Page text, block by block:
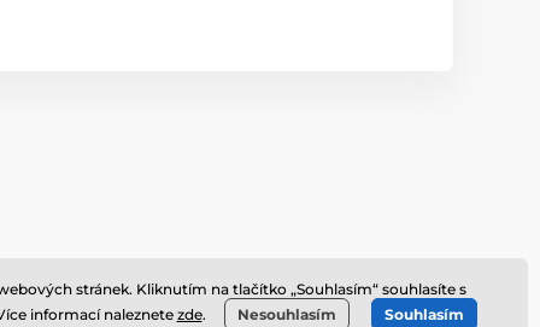
stránek. Kliknutím na tlačítko „Souhlasím“ souhlasíte s
informací naleznete zde. Nesouhlasím Souhlasím